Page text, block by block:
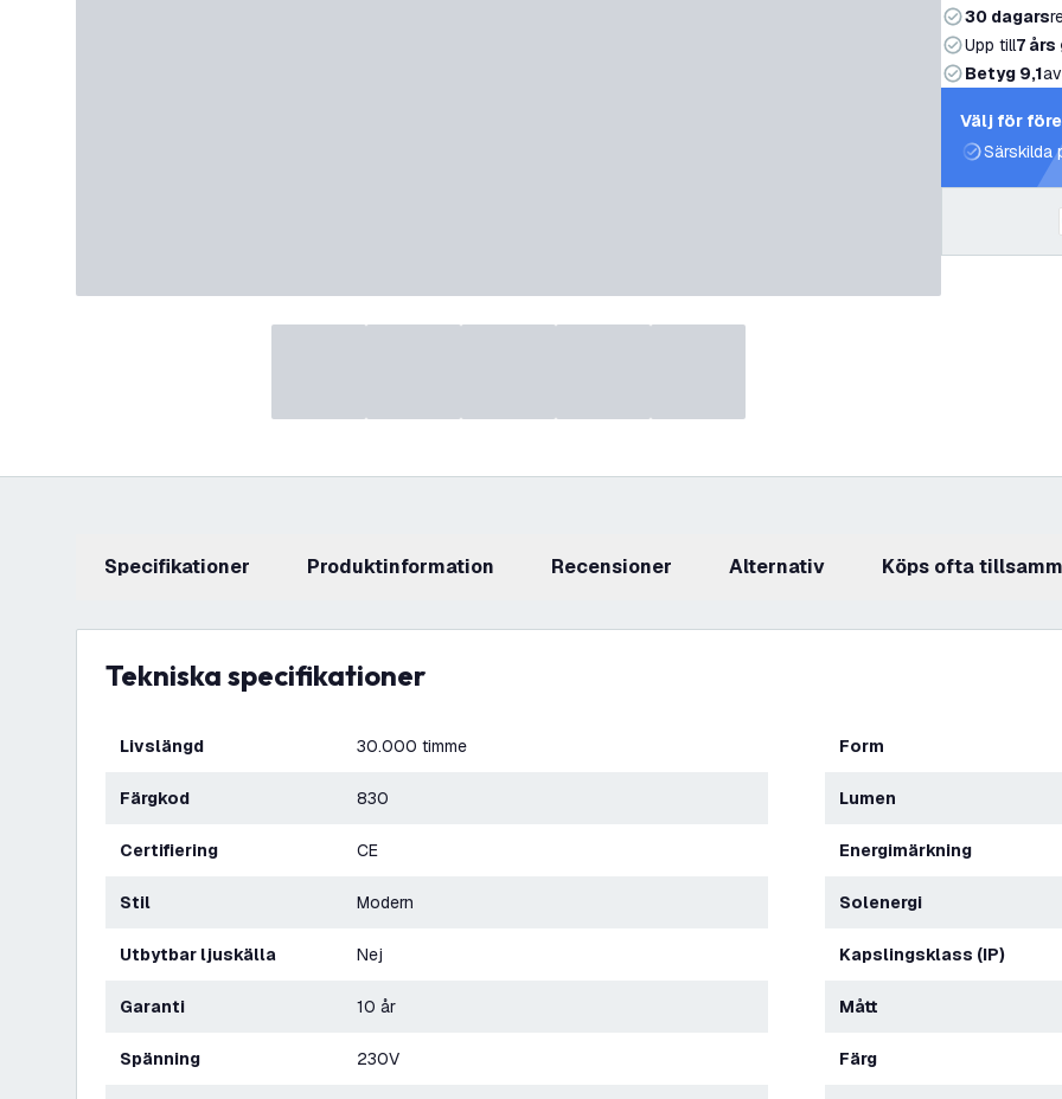
30 dagars
Upp till7
Betyg 9,1av
Välj för
Särskilda
Specifikationer produktinformation recensioner Alternativ Köps ofta
Tekniska specifikationer
Livslängd 30.000 timme
Färgkod 830
Certifiering CE
Stil Modern
Utbytbar ljuskälla Nej
Garanti 10 år
Spänning 230V
Form
Lumen
Energimärkning
Solenergi
Kapslingsklass (IP)
Mått
Färg